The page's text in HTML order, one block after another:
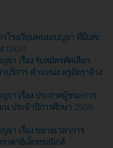
โรงเรียนพนมเบญจา ที่มีเลข
13420
จา เรื่อง รับสมัครคัดเลือก
บริการ ตำแหน่ง ครูอัตราจ้าง
จา เรื่อง ประกาศผู้ชนะการ
น ประจำปีการศึกษา 2569
จา เรื่อง ขยายเวลาการ
าคาอิเล็กทรอนิกส์